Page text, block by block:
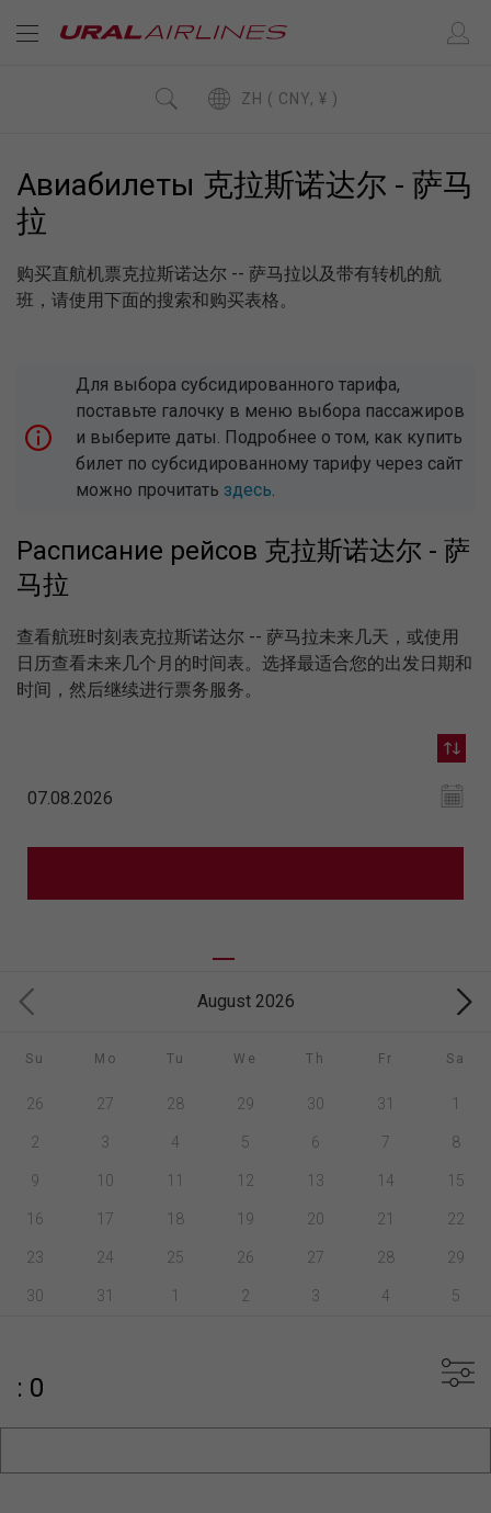
ZH ( CNY, ¥ )
Авиабилеты 克拉斯诺达尔 - 萨马
拉
购买直航机票克拉斯诺达尔 -- 萨马拉以及带有转机的航
班，请使用下面的搜索和购买表格。
Для выбора субсидированного тарифа,
поставьте галочку в меню выбора пассажиров
и выберите даты. Подробнее о том, как купить
билет по субсидированному тарифу через сайт
можно прочитать здесь.
Расписание рейсов 克拉斯诺达尔 - 萨
马拉
查看航班时刻表克拉斯诺达尔 -- 萨马拉未来几天，或使用
日历查看未来几个月的时间表。选择最适合您的出发日期和
时间，然后继续进行票务服务。
August 2026
Su Mo Tu We Th Fr Sa
26 27 28 29 30 31 1
2 3 4 5 6 7 8
9 10 11 12 13 14 15
16 17 18 19 20 21 22
23 24 25 26 27 28 29
30 31 1 2 3 4 5
: 0